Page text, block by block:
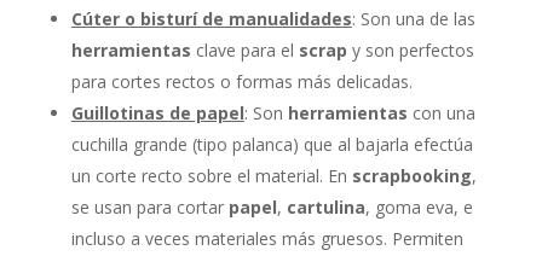
Cúter o bisturí de manualidades: Son una de las
herramientas clave para el scrap y son perfectos
para cortes rectos o formas más delicadas.
Guillotinas de papel: Son herramientas con una
cuchilla grande (tipo palanca) que al bajarla efectúa
un corte recto sobre el material. En scrapbooking,
se usan para cortar papel, cartulina, goma eva, e
incluso a veces materiales más gruesos. Permiten